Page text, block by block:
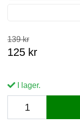
139 kr
125 kr
I lager.